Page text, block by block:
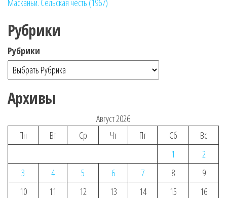
Масканьи. Сельская честь (1967)
Рубрики
Рубрики
Архивы
Август 2026
Пн
Вт Ср Чт Пт Сб
Вс
1
2
3
4 5 6 7 8
9
10
11 12 13 14 15
16